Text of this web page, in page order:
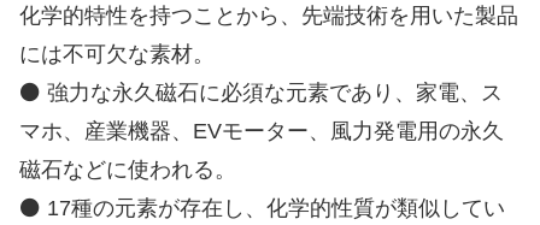
化学的特性を持つことから、先端技術を用いた製品
には不可欠な素材。
⚫ 強力な永久磁石に必須な元素であり、家電、ス
マホ、産業機器、EVモーター、風力発電用の永久
磁石などに使われる。
⚫ 17種の元素が存在し、化学的性質が類似してい